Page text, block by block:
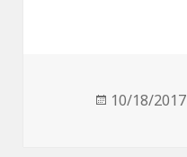
Publié
10/18/2017